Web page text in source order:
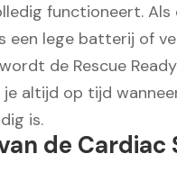
functioneert. Als
een lege batterij of
de Rescue
altijd op tijd
is.
de Cardiac